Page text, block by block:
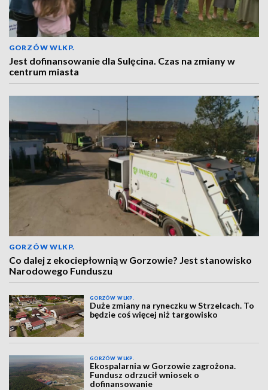
GORZÓW WLKP.
Jest dofinansowanie dla Sulęcina. Czas na zmiany w
centrum miasta
GORZÓW WLKP.
Co dalej z ekociepłownią w Gorzowie? Jest stanowisko
Narodowego Funduszu
GORZÓW WLKP.
Duże zmiany na ryneczku w Strzelcach. To
będzie coś więcej niż targowisko
GORZÓW WLKP.
Ekospalarnia w Gorzowie zagrożona.
Fundusz odrzucił wniosek o
dofinansowanie